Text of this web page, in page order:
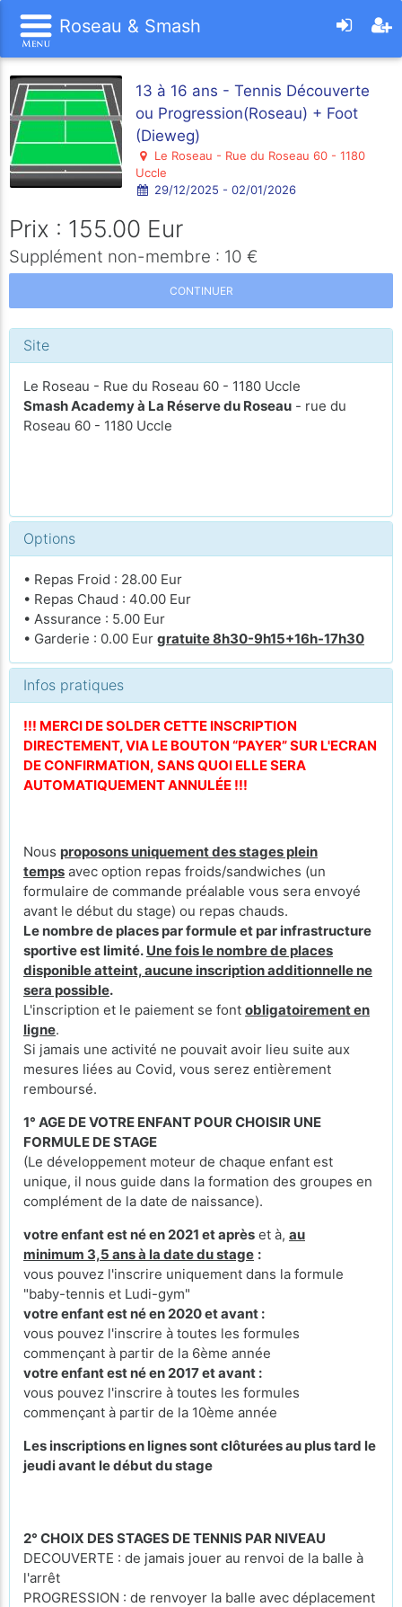
Roseau & Smash
13 à 16 ans - Tennis Découverte
ou Progression(Roseau) + Foot
(Dieweg)
Le Roseau - Rue du Roseau 60 - 1180
Uccle
29/12/2025 - 02/01/2026
Prix : 155.00 Eur
Supplément non-membre : 10 €
CONTINUER
Site
Le Roseau - Rue du Roseau 60 - 1180 Uccle
Smash Academy à La Réserve du Roseau - rue du
Roseau 60 - 1180 Uccle
Options
• Repas Froid : 28.00 Eur
• Repas Chaud : 40.00 Eur
• Assurance : 5.00 Eur
• Garderie : 0.00 Eur gratuite 8h30-9h15+16h-17h30
Infos pratiques
!!! MERCI DE SOLDER CETTE INSCRIPTION
DIRECTEMENT, VIA LE BOUTON “PAYER” SUR L'ECRAN
DE CONFIRMATION, SANS QUOI ELLE SERA
AUTOMATIQUEMENT ANNULÉE !!!
Nous proposons uniquement des stages plein
temps avec option repas froids/sandwiches (un
formulaire de commande préalable vous sera envoyé
avant le début du stage) ou repas chauds.
Le nombre de places par formule et par infrastructure
sportive est limité. Une fois le nombre de places
disponible atteint, aucune inscription additionnelle ne
sera possible.
L'inscription et le paiement se font obligatoirement en
ligne.
Si jamais une activité ne pouvait avoir lieu suite aux
mesures liées au Covid, vous serez entièrement
remboursé.
1° AGE DE VOTRE ENFANT POUR CHOISIR UNE
FORMULE DE STAGE
(Le développement moteur de chaque enfant est
unique, il nous guide dans la formation des groupes en
complément de la date de naissance).
votre enfant est né en 2021 et après et à, au
minimum 3,5 ans à la date du stage :
vous pouvez l'inscrire uniquement dans la formule
"baby-tennis et Ludi-gym"
votre enfant est né en 2020 et avant :
vous pouvez l'inscrire à toutes les formules
commençant à partir de la 6ème année
votre enfant est né en 2017 et avant :
vous pouvez l'inscrire à toutes les formules
commençant à partir de la 10ème année
Les inscriptions en lignes sont clôturées au plus tard le
jeudi avant le début du stage
2° CHOIX DES STAGES DE TENNIS PAR NIVEAU
DECOUVERTE : de jamais jouer au renvoi de la balle à
l'arrêt
PROGRESSION : de renvoyer la balle avec déplacement